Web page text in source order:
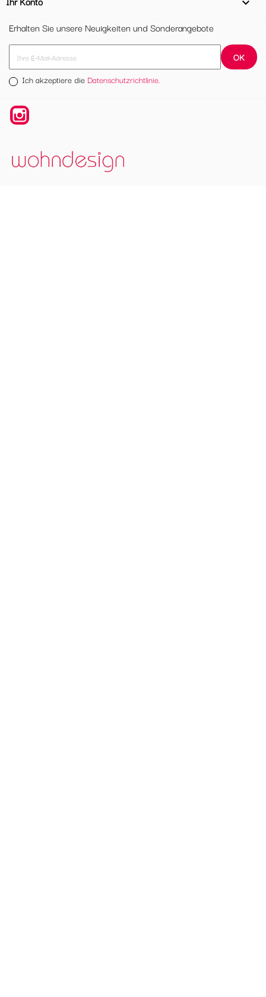

Erhalten Sie unsere Neuigkeiten und Sonderangebote
Ich akzeptiere die Datenschutzrichtlinie.